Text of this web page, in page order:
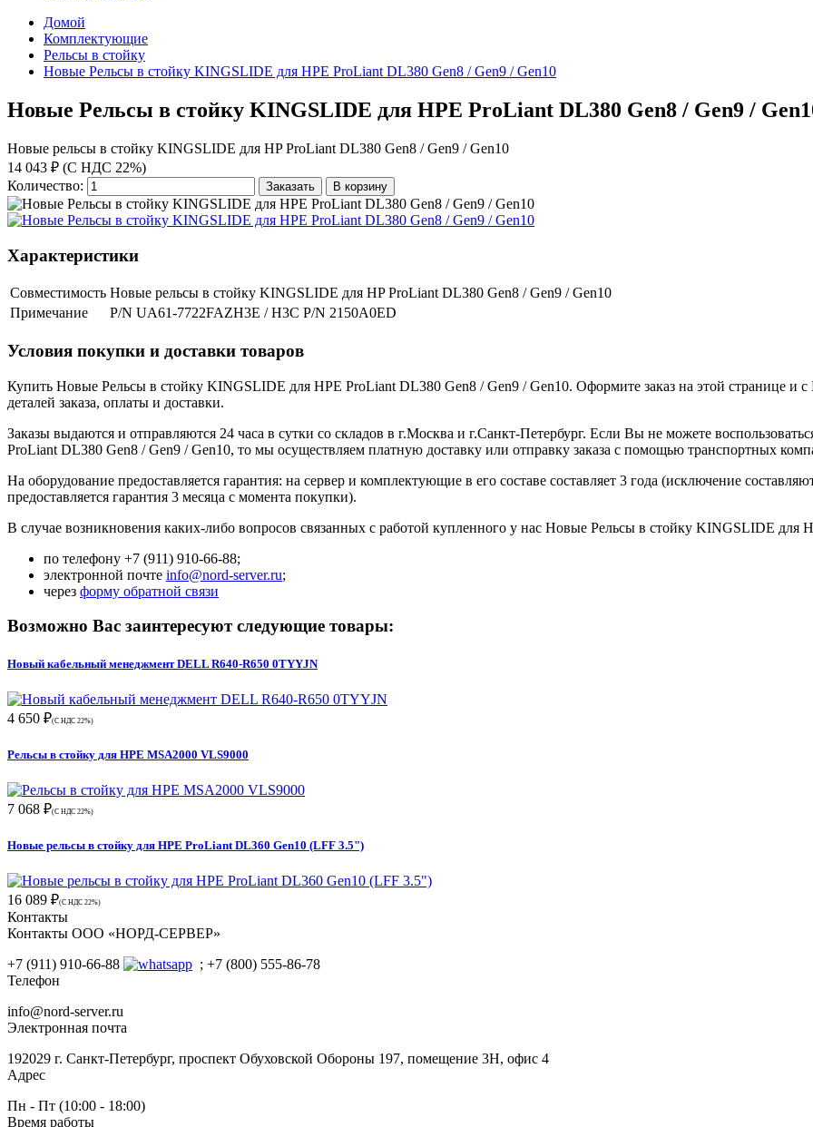
Домой
Комплектующие
Рельсы в стойку
Новые Рельсы в стойку KINGSLIDE для HPE ProLiant DL380 Gen8 / Gen9 / Gen10
Новые Рельсы в стойку KINGSLIDE для HPE ProLiant DL380 Gen8 / Gen9 /
Новые рельсы в стойку KINGSLIDE для HP ProLiant DL380 Gen8 / Gen9 / Gen10
14 043 ₽ (С НДС 22%)
Количество:
Заказать В корзину
Характеристики
Совместимость Новые рельсы в стойку KINGSLIDE для HP ProLiant DL380 Gen8 / Gen9 / Gen10
Примечание
P/N UA61-7722FAZH3E / H3C P/N 2150A0ED
Условия покупки и доставки товаров
Купить Новые Рельсы в стойку KINGSLIDE для HPE ProLiant DL380 Gen8 / Gen9 / Gen10. Оформите заказ на этой странице и
деталей заказа, оплаты и доставки.
Заказы выдаются и отправляются 24 часа в сутки со складов в г.Москва и г.Санкт-Петербург. Если Вы не можете
ProLiant DL380 Gen8 / Gen9 / Gen10, то мы осуществляем платную доставку или отправку заказа с помощью транспортных
На оборудование предоставляется гарантия: на сервер и комплектующие в его составе составляет 3 года (исключение
предоставляется гарантия 3 месяца с момента покупки).
В случае возникновения каких-либо вопросов связанных с работой купленного у нас Новые Рельсы в стойку KINGSLIDE для
по телефону +7 (911) 910-66-88;
электронной почте info@nord-server.ru;
через форму обратной связи
Возможно Вас заинтересуют следующие товары:
Новый кабельный менеджмент DELL R640-R650 0TYYJN
4 650 ₽(С НДС 22%)
Рельсы в стойку для HPE MSA2000 VLS9000
7 068 ₽(С НДС 22%)
Новые рельсы в стойку для HPE ProLiant DL360 Gen10 (LFF 3.5")
16 089 ₽(С НДС 22%)
Контакты
Контакты ООО «НОРД-СЕРВЕР»
+7 (911) 910-66-88
; +7 (800) 555-86-78
Телефон
info@nord-server.ru
Электронная почта
192029 г. Санкт-Петербург, проспект Обуховской Обороны 197, помещение 3Н, офис 4
Адрес
Пн - Пт (10:00 - 18:00)
Время работы